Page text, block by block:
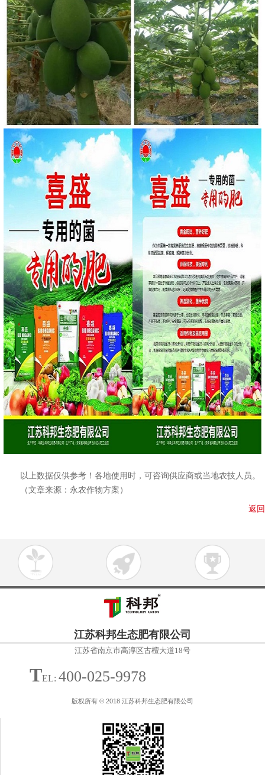
以上数据仅供参考！各地使用时，可咨询供应商或当地农技人员。
（文章来源：永农作物方案）
返回
江苏科邦生态肥有限公司
江苏省南京市高淳区古檀大道18号
TEL: 400-025-9978
版权所有 © 2018 江苏科邦生态肥有限公司